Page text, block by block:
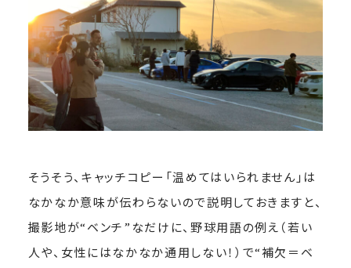
そうそう、キャッチコピー「温めてはいられません」は
なかなか意味が伝わらないので説明しておきますと、
撮影地が“ベンチ”なだけに、野球用語の例え（若い
人や、女性にはなかなか通用しない！）で“補欠＝ベ